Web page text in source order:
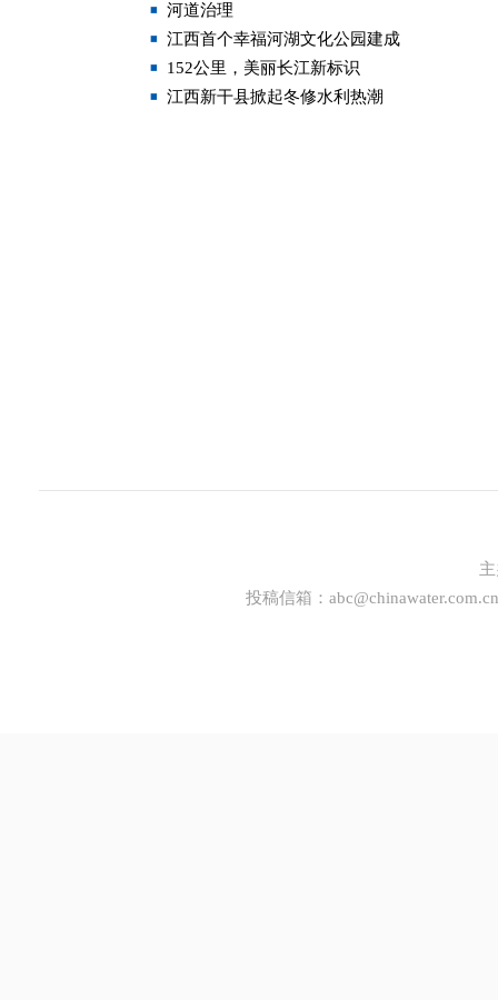
河道治理
江西首个幸福河湖文化公园建成
152公里，美丽长江新标识
江西新干县掀起冬修水利热潮
投稿信箱： abc@chinawater.com.cn